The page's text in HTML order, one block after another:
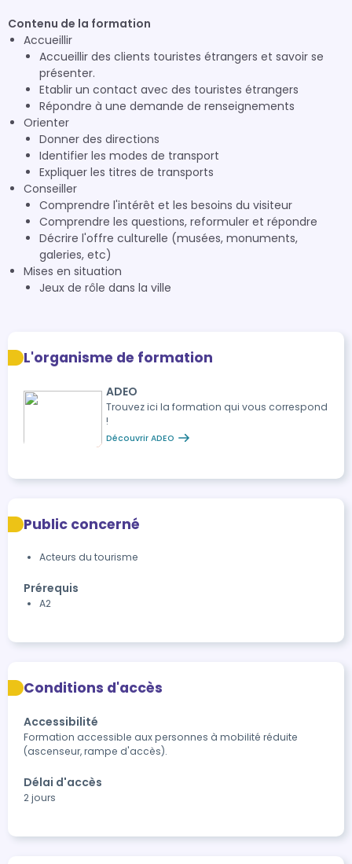
Contenu de la formation
Accueillir
Accueillir des clients touristes étrangers et savoir se
présenter.
Etablir un contact avec des touristes étrangers
Répondre à une demande de renseignements
Orienter
Donner des directions
Identifier les modes de transport
Expliquer les titres de transports
Conseiller
Comprendre l'intérêt et les besoins du visiteur
Comprendre les questions, reformuler et répondre
Décrire l'offre culturelle (musées, monuments,
galeries, etc)
Mises en situation
Jeux de rôle dans la ville
L'organisme de formation
ADEO
Trouvez ici la formation qui vous correspond
!
Découvrir ADEO
Public concerné
Acteurs du tourisme
Prérequis
A2
Conditions d'accès
Accessibilité
Formation accessible aux personnes à mobilité réduite
(ascenseur, rampe d'accès).
Délai d'accès
2 jours